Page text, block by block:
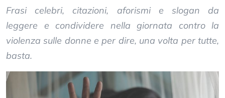
Frasi celebri, citazioni, aforismi e slogan da
leggere e condividere nella giornata contro la
violenza sulle donne e per dire, una volta per tutte,
basta.